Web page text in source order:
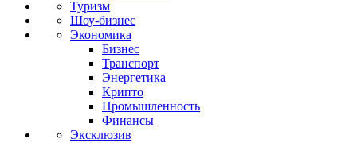
Туризм
Шоу-бизнес
Экономика
Бизнес
Транспорт
Энергетика
Крипто
Промышленность
Финансы
Эксклюзив